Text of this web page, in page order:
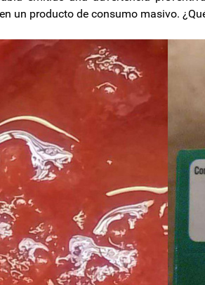
un producto de consumo masivo.